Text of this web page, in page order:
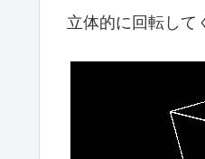
立体的に回転して